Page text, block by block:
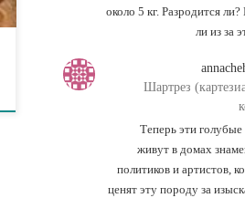
около 5 кг. Разродится
ли из за
Шартрез
Теперь эти
живут в домах
политиков и артистов,
ценят эту породу за